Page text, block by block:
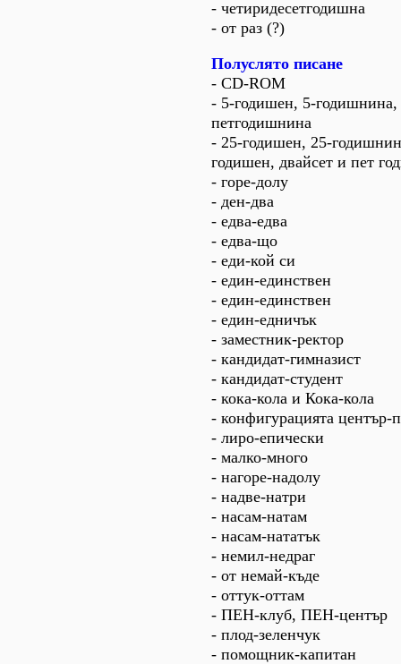
- четиридесетгодишна
- от раз (?)
Полуслято писане
- CD-ROM
- 5-годишен, 5-
петгодишнина
- 25-годишен, 25-
годишен, двайсет и пет
- горе-долу
- ден-два
- едва-едва
- едва-що
- еди-кой си
- един-единствен
- един-единствен
- един-едничък
- заместник-ректор
- кандидат-гимназист
- кандидат-студент
- кока-кола и Кока-кола
- конфигурацията център-
- лиро-епически
- малко-много
- нагоре-надолу
- надве-натри
- насам-натам
- насам-нататък
- немил-недраг
- от немай-къде
- оттук-оттам
- ПЕН-клуб, ПЕН-център
- плод-зеленчук
- помощник-капитан